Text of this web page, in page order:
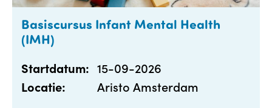
Basiscursus Infant Mental Health
(IMH)
Startdatum: 15-09-2026
Locatie:
Aristo Amsterdam